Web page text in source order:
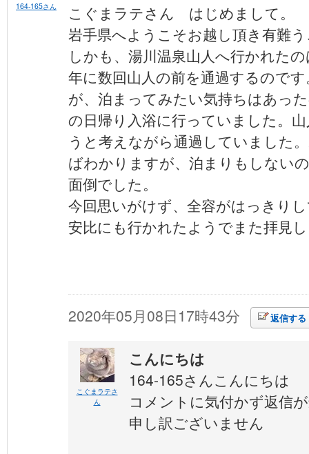
164-165さん
こぐまラテさん はじめまして。
岩手県へようこそお越し頂き有難
しかも、湯川温泉山人へ行かれた
年に数回山人の前を通過するので
が、泊まってみたい気持ちはあっ
の日帰り入浴に行っていました。
うと考えながら通過していました
ばわかりますが、泊まりもしない
面倒でした。
今回思いがけず、全容がはっきり
安比にも行かれたようでまた拝見
2020年05月08日17時43分 返信する
こぐまラテさ
ん
こんにちは
164-165さんこんにちは
コメントに気付かず返信
申し訳ございません